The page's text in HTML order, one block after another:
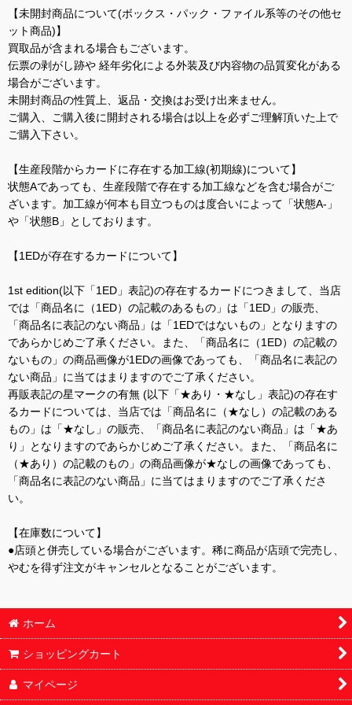
【未開封商品について(ボックス・パック・ファイル系等のその他セ
ット商品)】
買取品が含まれる場合もございます。
伝票の剥がし跡や 経年劣化による外装及び内容物の品質変化がある
場合がございます。
未開封商品の性質上、返品・交換はお受け出来ません。
ご購入、ご購入後に開封される場合は以上を必ずご理解頂いた上で
ご購入下さい。
【生産段階からカードに存在する加工線(初期線)について】
状態Aであっても、生産段階で存在する加工線などを含む場合がご
ざいます。加工線が何本も目立つものは度合いによって「状態A-」
や「状態B」としております。
【1EDが存在するカードについて】
1st edition(以下「1ED」表記)の存在するカードにつきまして、当店
では「商品名に（1ED）の記載のあるもの」は「1ED」の販売、
「商品名に表記のない商品」は「1EDではないもの」となりますの
であらかじめご了承ください。また、「商品名に（1ED）の記載の
ないもの」の商品画像が1EDの画像であっても、「商品名に表記の
ない商品」に当てはまりますのでご了承ください。
再販表記の星マークの有無 (以下「★あり・★なし」表記)の存在す
るカードについては、当店では「商品名に（★なし）の記載のある
もの」は「★なし」の販売、「商品名に表記のない商品」は「★あ
り」となりますのであらかじめご了承ください。また、「商品名に
（★あり）の記載のもの」の商品画像が★なしの画像であっても、
「商品名に表記のない商品」に当てはまりますのでご了承くださ
い。
【在庫数について】
●店頭と併売している場合がございます。稀に商品が店頭で完売し、
やむを得ず注文がキャンセルとなることがございます。
ホーム
ショッピングカート
マイページ